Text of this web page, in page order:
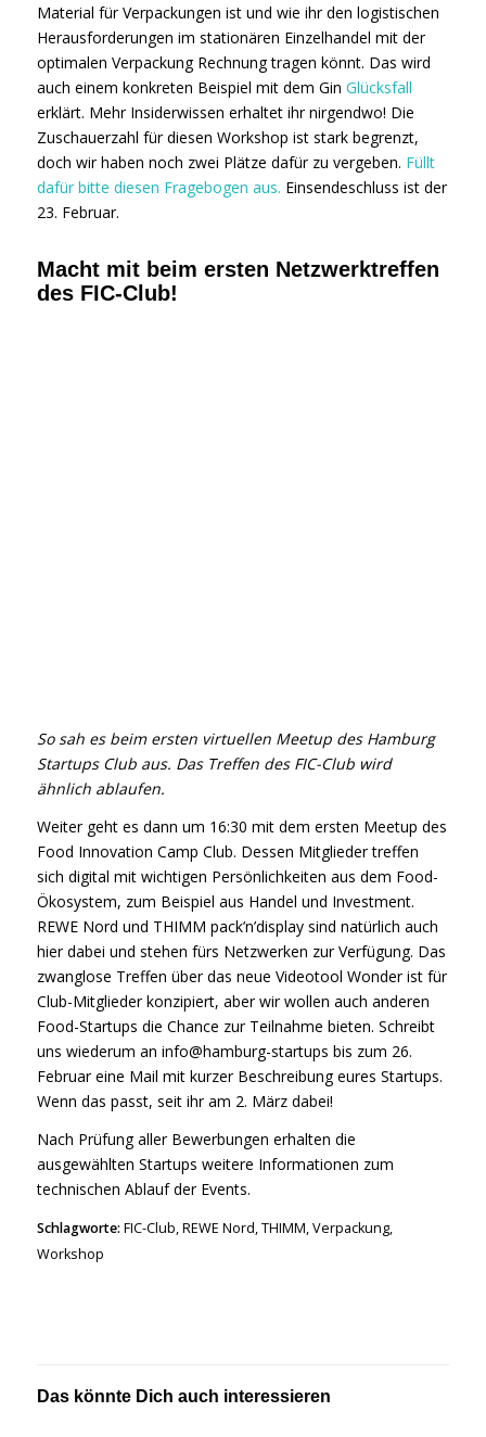
Material für Verpackungen ist und wie ihr den logistischen
Herausforderungen im stationären Einzelhandel mit der
optimalen Verpackung Rechnung tragen könnt. Das wird
auch einem konkreten Beispiel mit dem Gin Glücksfall
erklärt. Mehr Insiderwissen erhaltet ihr nirgendwo! Die
Zuschauerzahl für diesen Workshop ist stark begrenzt,
doch wir haben noch zwei Plätze dafür zu vergeben. Füllt
dafür bitte diesen Fragebogen aus. Einsendeschluss ist der
23. Februar.
Macht mit beim ersten Netzwerktreffen
des FIC-Club!
So sah es beim ersten virtuellen Meetup des Hamburg
Startups Club aus. Das Treffen des FIC-Club wird
ähnlich ablaufen.
Weiter geht es dann um 16:30 mit dem ersten Meetup des
Food Innovation Camp Club. Dessen Mitglieder treffen
sich digital mit wichtigen Persönlichkeiten aus dem Food-
Ökosystem, zum Beispiel aus Handel und Investment.
REWE Nord und THIMM pack’n’display sind natürlich auch
hier dabei und stehen fürs Netzwerken zur Verfügung. Das
zwanglose Treffen über das neue Videotool Wonder ist für
Club-Mitglieder konzipiert, aber wir wollen auch anderen
Food-Startups die Chance zur Teilnahme bieten. Schreibt
uns wiederum an info@hamburg-startups bis zum 26.
Februar eine Mail mit kurzer Beschreibung eures Startups.
Wenn das passt, seit ihr am 2. März dabei!
Nach Prüfung aller Bewerbungen erhalten die
ausgewählten Startups weitere Informationen zum
technischen Ablauf der Events.
Schlagworte: FIC-Club,REWE Nord,THIMM,Verpackung,
Workshop
Das könnte Dich auch interessieren